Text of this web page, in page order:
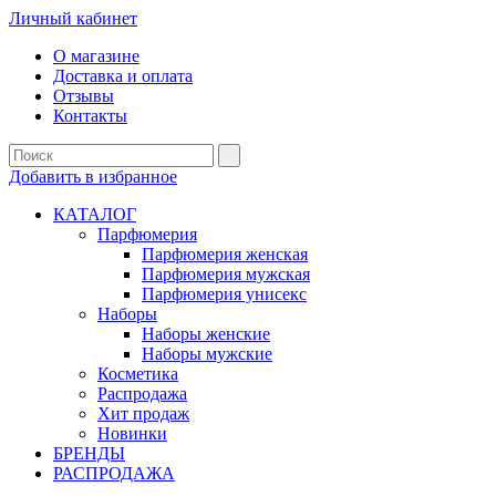
Личный кабинет
О магазине
Доставка и оплата
Отзывы
Контакты
Добавить в избранное
КАТАЛОГ
Парфюмерия
Парфюмерия женская
Парфюмерия мужская
Парфюмерия унисекс
Наборы
Наборы женские
Наборы мужские
Косметика
Распродажа
Хит продаж
Новинки
БРЕНДЫ
РАСПРОДАЖА